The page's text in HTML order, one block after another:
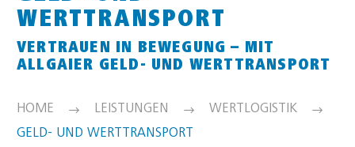
WERTTRANSPORT
VERTRAUEN IN BEWEGUNG – MIT
ALLGAIER GELD- UND WERTTRANSPORT
HOME LEISTUNGEN
WERTLOGISTIK
GELD- UND WERTTRANSPORT